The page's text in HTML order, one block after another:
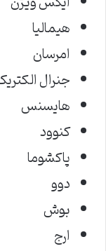
هیمالیا
امرسان
جنرال
هایسنس
کنوود
پاکشوما
دوو
بوش
ارج